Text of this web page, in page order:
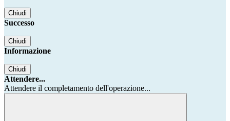
Chiudi
Successo
Chiudi
Informazione
Chiudi
Attendere...
Attendere il completamento dell'operazione...